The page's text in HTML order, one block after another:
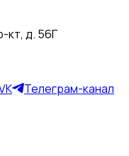
кт, д. 56Г
Телеграм-канал